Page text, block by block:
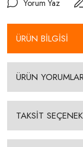
Yorum Yaz
ÜRÜN BİLGİSİ
ÜRÜN
TAKSİT